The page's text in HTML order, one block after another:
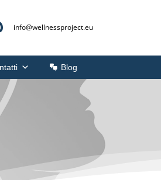
info@wellnessproject.eu
Blog